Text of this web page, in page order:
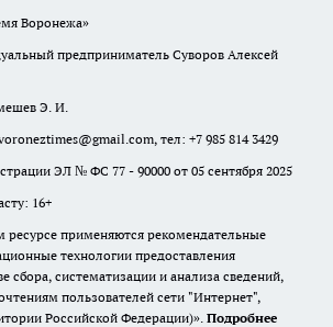
Воронежа»
предприниматель Суворов Алексей
Э. И.
тел: +7 985 814 3429
ЭЛ № ФС 77 - 90000 от 05 сентября 2025
16+
применяются рекомендательные
технологии предоставления
сбора, систематизации и анализа сведений,
пользователей сети "Интернет",
Российской Федерации)». Подробнее